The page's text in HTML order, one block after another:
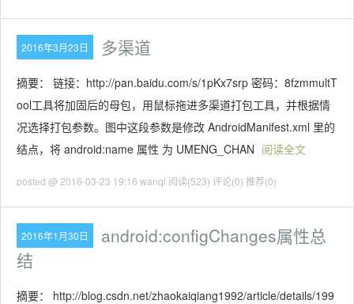
2016年3月23日 多渠道
摘要： 链接：http://pan.baidu.com/s/1pKx7srp 密码：8fzmmultT
ool工具将加固后的母包，用鼠标拖进多渠道打包工具，并根据情
况选择打包参数。图中这段参数是修改 AndroidManifest.xml 里的
结点，将 android:name 属性 为 UMENG_CHAN 阅读全文
posted @ 2016-03-23 19:16 wanqi 阅读(523) 评论(0) 推荐(0)
2016年1月30日
android:configChanges属性总
结
摘要： http://blog.csdn.net/zhaokaiqiang1992/article/details/199